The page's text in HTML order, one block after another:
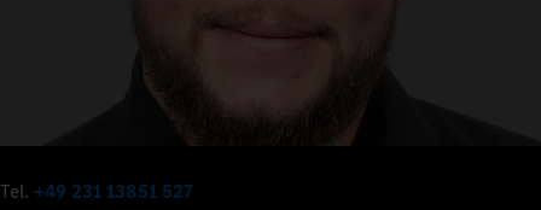
Tel. +49 231 13851 527